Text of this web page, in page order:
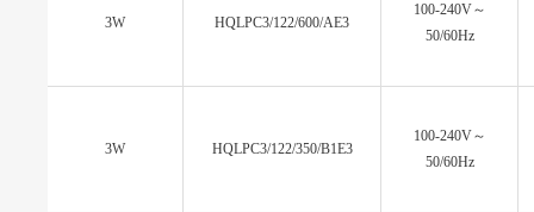
3W HQLPC3/122/600/AE3
100-240V～
50/60Hz
3W HQLPC3/122/350/B1E3
100-240V～
50/60Hz